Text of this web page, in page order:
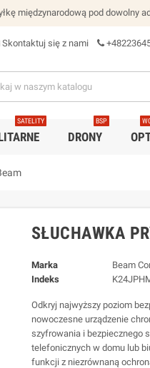
międzynarodową pod dowolny
Skontaktuj się z nami
SATELITY
DRONY
BSP
SŁUCHAWKA
Marka
Beam
Indeks
Odkryj najwyższy poziom
nowoczesne urządzenie
szyfrowania i bezpiecznego
telefonicznych w domu lub
funkcji z niezrównaną